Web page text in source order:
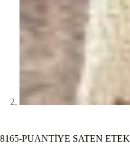
8165-PUANTİYE SATEN ETEK